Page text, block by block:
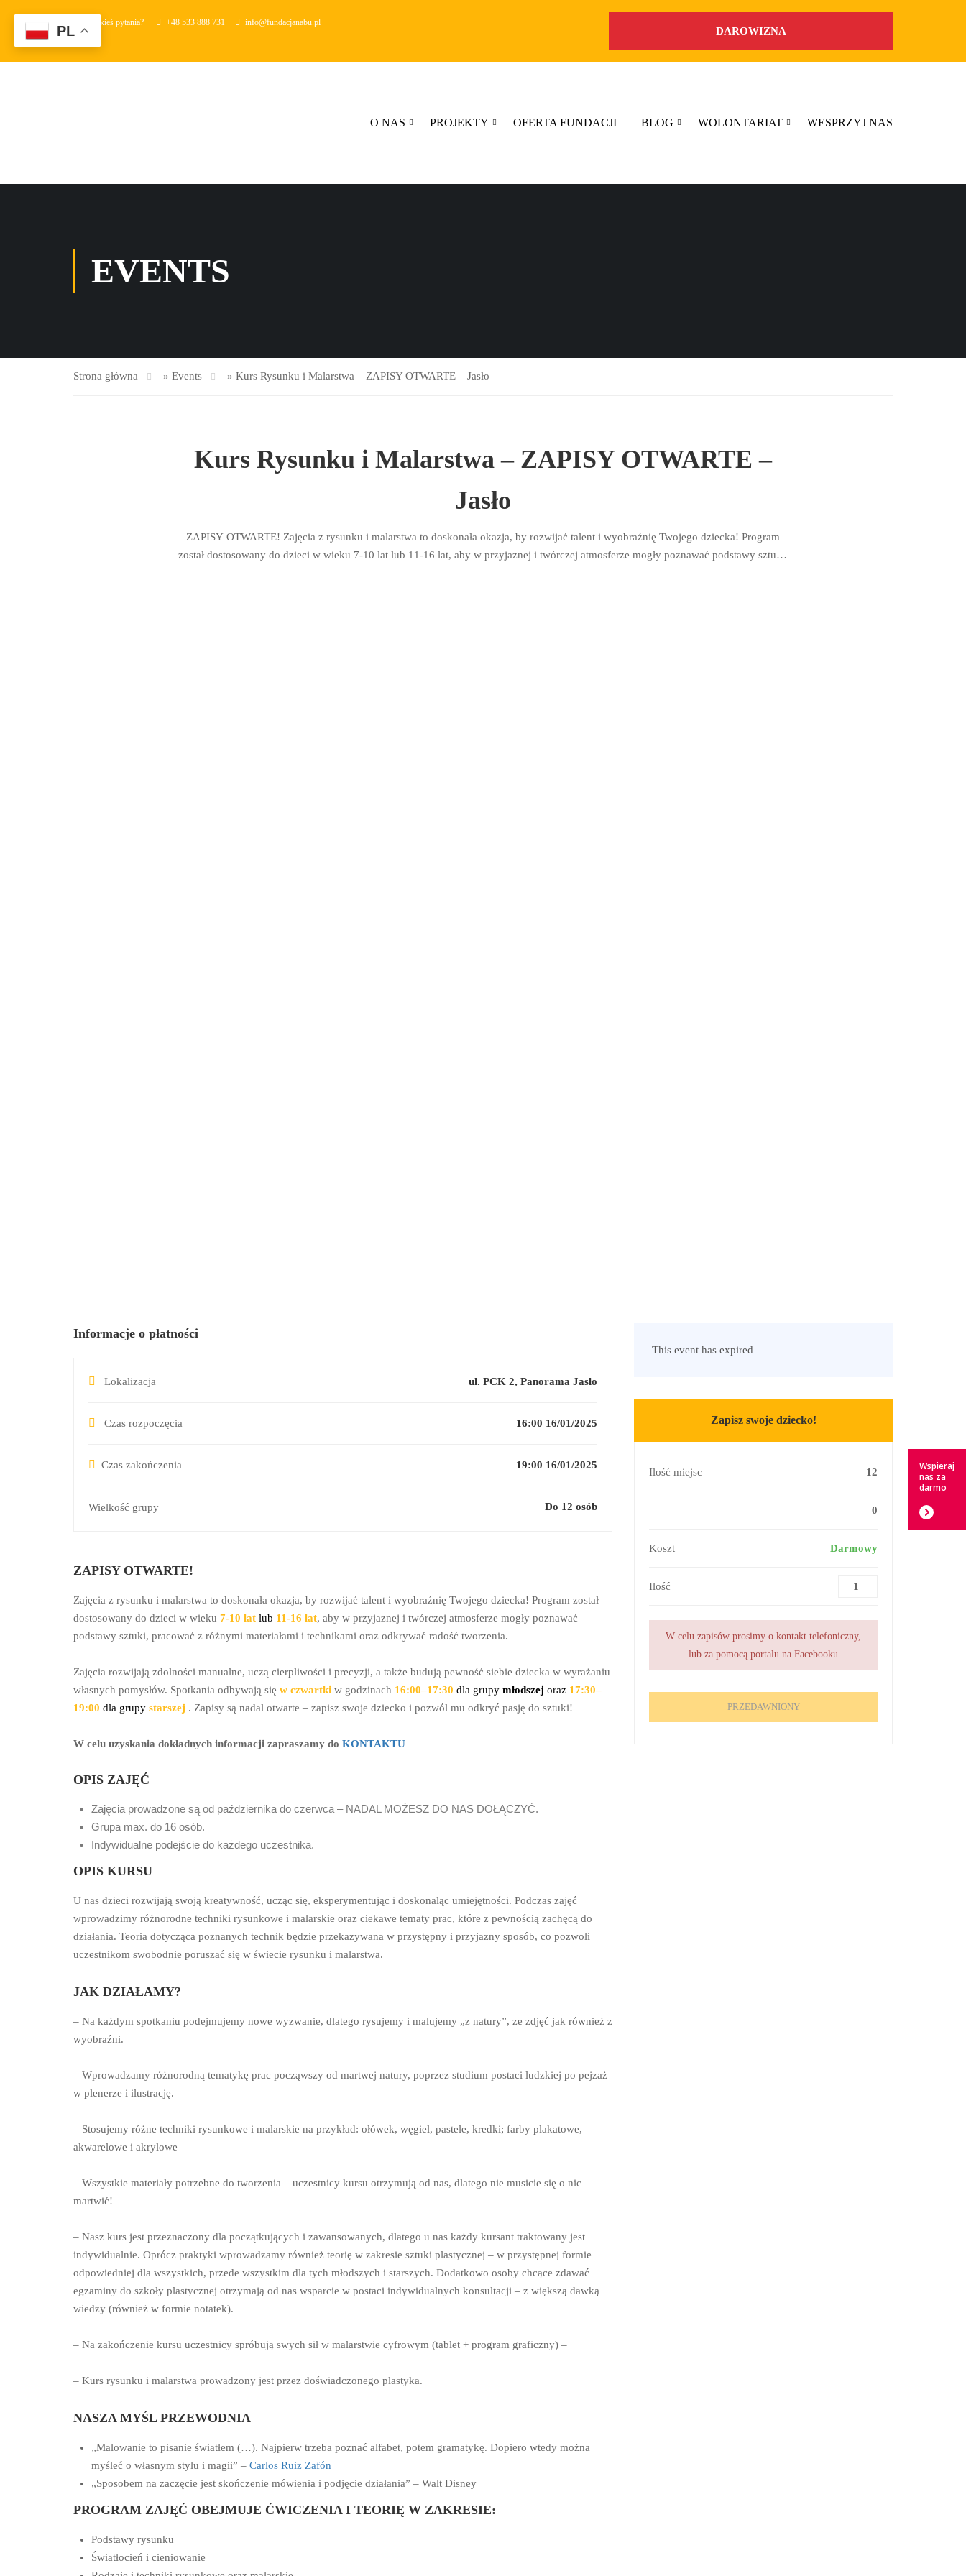
Masz jakieś pytania? +48 533 888 731 info@fundacjanabu.pl
DAROWIZNA
O NAS PROJEKTY OFERTA FUNDACJI BLOG WOLONTARIAT WESPRZYJ NAS
EVENTS
Strona główna » Events » Kurs Rysunku i Malarstwa – ZAPISY OTWARTE – Jasło
Kurs Rysunku i Malarstwa – ZAPISY OTWARTE –
Jasło
ZAPISY OTWARTE! Zajęcia z rysunku i malarstwa to doskonała okazja, by rozwijać talent i wyobraźnię Twojego dziecka! Program
został dostosowany do dzieci w wieku 7-10 lat lub 11-16 lat, aby w przyjaznej i twórczej atmosferze mogły poznawać podstawy sztuki,
Informacje o płatności
Lokalizacja ul. PCK 2, Panorama Jasło
Czas rozpoczęcia 16:00 16/01/2025
Czas zakończenia 19:00 16/01/2025
Wielkość grupy Do 12 osób
ZAPISY OTWARTE!
Zajęcia z rysunku i malarstwa to doskonała okazja, by rozwijać talent i wyobraźnię Twojego dziecka! Program został
dostosowany do dzieci w wieku 7-10 lat lub 11-16 lat, aby w przyjaznej i twórczej atmosferze mogły poznawać
podstawy sztuki, pracować z różnymi materiałami i technikami oraz odkrywać radość tworzenia.
Zajęcia rozwijają zdolności manualne, uczą cierpliwości i precyzji, a także budują pewność siebie dziecka w wyrażaniu
własnych pomysłów. Spotkania odbywają się w czwartki w godzinach 16:00–17:30 dla grupy młodszej oraz 17:30–
19:00 dla grupy starszej . Zapisy są nadal otwarte – zapisz swoje dziecko i pozwól mu odkryć pasję do sztuki!
W celu uzyskania dokładnych informacji zapraszamy do KONTAKTU
OPIS ZAJĘĆ
Zajęcia prowadzone są od października do czerwca – NADAL MOŻESZ DO NAS DOŁĄCZYĆ.
Grupa max. do 16 osób.
Indywidualne podejście do każdego uczestnika.
OPIS KURSU
U nas dzieci rozwijają swoją kreatywność, ucząc się, eksperymentując i doskonaląc umiejętności. Podczas zajęć
wprowadzimy różnorodne techniki rysunkowe i malarskie oraz ciekawe tematy prac, które z pewnością zachęcą do
działania. Teoria dotycząca poznanych technik będzie przekazywana w przystępny i przyjazny sposób, co pozwoli
uczestnikom swobodnie poruszać się w świecie rysunku i malarstwa.
JAK DZIAŁAMY?
– Na każdym spotkaniu podejmujemy nowe wyzwanie, dlatego rysujemy i malujemy „z natury”, ze zdjęć jak również z
wyobraźni.
– Wprowadzamy różnorodną tematykę prac począwszy od martwej natury, poprzez studium postaci ludzkiej po pejzaż
w plenerze i ilustrację.
– Stosujemy różne techniki rysunkowe i malarskie na przykład: ołówek, węgiel, pastele, kredki; farby plakatowe,
akwarelowe i akrylowe
– Wszystkie materiały potrzebne do tworzenia – uczestnicy kursu otrzymują od nas, dlatego nie musicie się o nic
martwić!
– Nasz kurs jest przeznaczony dla początkujących i zawansowanych, dlatego u nas każdy kursant traktowany jest
indywidualnie. Oprócz praktyki wprowadzamy również teorię w zakresie sztuki plastycznej – w przystępnej formie
odpowiedniej dla wszystkich, przede wszystkim dla tych młodszych i starszych. Dodatkowo osoby chcące zdawać
egzaminy do szkoły plastycznej otrzymają od nas wsparcie w postaci indywidualnych konsultacji – z większą dawką
wiedzy (również w formie notatek).
– Na zakończenie kursu uczestnicy spróbują swych sił w malarstwie cyfrowym (tablet + program graficzny) –
– Kurs rysunku i malarstwa prowadzony jest przez doświadczonego plastyka.
NASZA MYŚL PRZEWODNIA
„Malowanie to pisanie światłem (…). Najpierw trzeba poznać alfabet, potem gramatykę. Dopiero wtedy można
myśleć o własnym stylu i magii” – Carlos Ruiz Zafón
„Sposobem na zaczęcie jest skończenie mówienia i podjęcie działania” – Walt Disney
PROGRAM ZAJĘĆ OBEJMUJE ĆWICZENIA I TEORIĘ W ZAKRESIE:
Podstawy rysunku
Światłocień i cieniowanie
This event has expired
Zapisz swoje dziecko!
Ilość miejsc 12
0
Koszt Darmowy
Ilość
W celu zapisów prosimy o kontakt telefoniczny,
lub za pomocą portalu na Facebooku
PRZEDAWNIONY
PL
Wspieraj
nas za
darmo